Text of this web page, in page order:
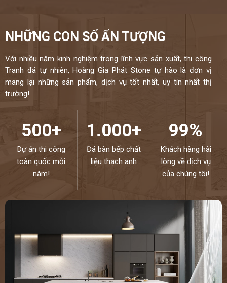
NHỮNG CON SỐ ẤN TƯỢNG
Với nhiều năm kinh nghiệm trong lĩnh vực sản xuất, thi công
Tranh đá tự nhiên, Hoàng Gia Phát Stone tự hào là đơn vị
mang lại những sản phẩm, dịch vụ tốt nhất, uy tín nhất thị
trường!
500+
Dự án thi công
toàn quốc mỗi
năm!
1.000+
Đá bàn bếp chất
liệu thạch anh
99%
Khách hàng hài
lòng về dịch vụ
của chúng tôi!